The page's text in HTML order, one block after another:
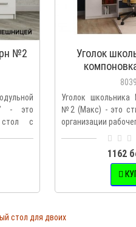
№2
- это
стол с
Уголок
Уголок школьника
№2 (Макс) - это
организации
1162
стол для двоих